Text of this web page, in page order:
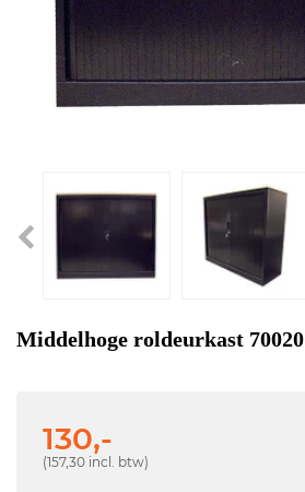
Middelhoge roldeurkast 70020
130,-
(157,30 incl. btw)